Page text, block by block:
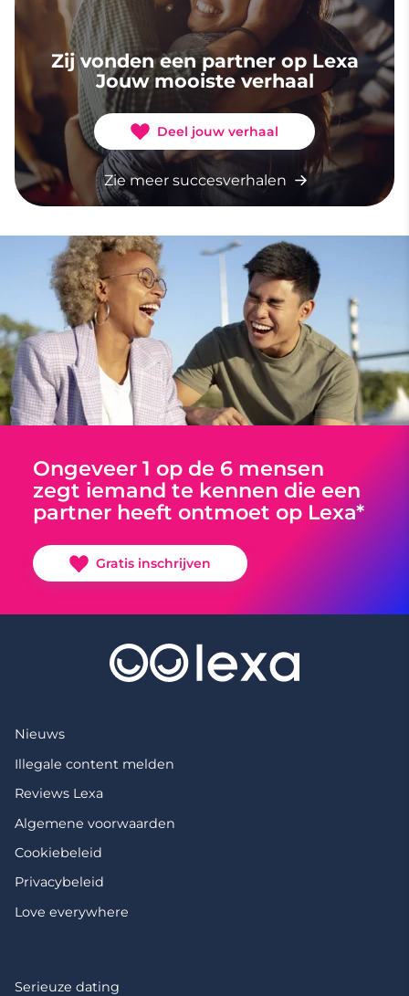
Zij vonden een partner op Lexa
Jouw mooiste verhaal
Deel jouw verhaal
Zie meer succesverhalen
Ongeveer 1 op de 6 mensen
zegt iemand te kennen die een
partner heeft ontmoet op Lexa*
Gratis inschrijven
Nieuws
Illegale content melden
Reviews Lexa
Algemene voorwaarden
Cookiebeleid
Privacybeleid
Love everywhere
Serieuze dating